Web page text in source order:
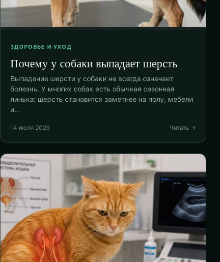
ЗДОРОВЬЕ И УХОД
Почему у собаки выпадает шерсть
Выпадение шерсти у собаки не всегда означает
болезнь. У многих собак есть обычная сезонная
линька: шерсть становится заметнее на полу, мебели
и…
14 июля 2026 Читать →